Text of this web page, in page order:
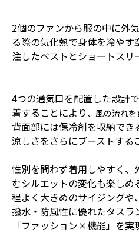
2個のファンから服の中に外
る際の気化熱で身体を冷やす
注したベストとショートスリ
4つの通気口を配置した設計
着することにより 、 風の流れを
背面部には保冷剤を収納でき
涼しさをさらにブーストする
性別を問わず着用しやすく、
むシルエットの変化も楽しめ
程よく大きめのサイジングや
撥水・防風性に優れたタスラ
「ファッション×機能」を実